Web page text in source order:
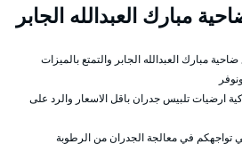
مبارك العبدالله الجابر
مبارك العبدالله الجابر والتمتع بالميزات
ارضيات تلبيس جدران باقل الاسعار والرد على
تواجهكم في معالجة الجدران من الرطوبة